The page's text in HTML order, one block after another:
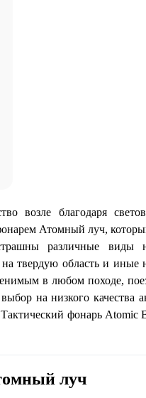
возле благодаря
Атомный луч,
различные виды
твердую область и
в любом походе,
на низкого качества
фонарь Atomic
луч